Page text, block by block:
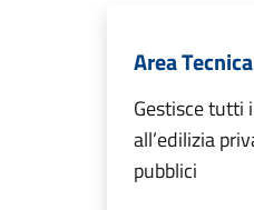
Area
Gestisce tutti
all’edilizia
pubblici